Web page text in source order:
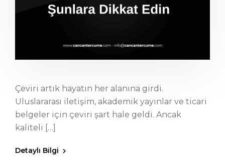
Çeviri artık hayatın her alanına girdi.
Uluslararası iletişim, akademik yayınlar ve ticari
belgeler için çeviri şart hale geldi. Ancak
kaliteli […]
Detaylı Bilgi